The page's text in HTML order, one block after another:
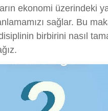
ekonomi üzerindeki
sağlar. Bu
birbirini nasıl